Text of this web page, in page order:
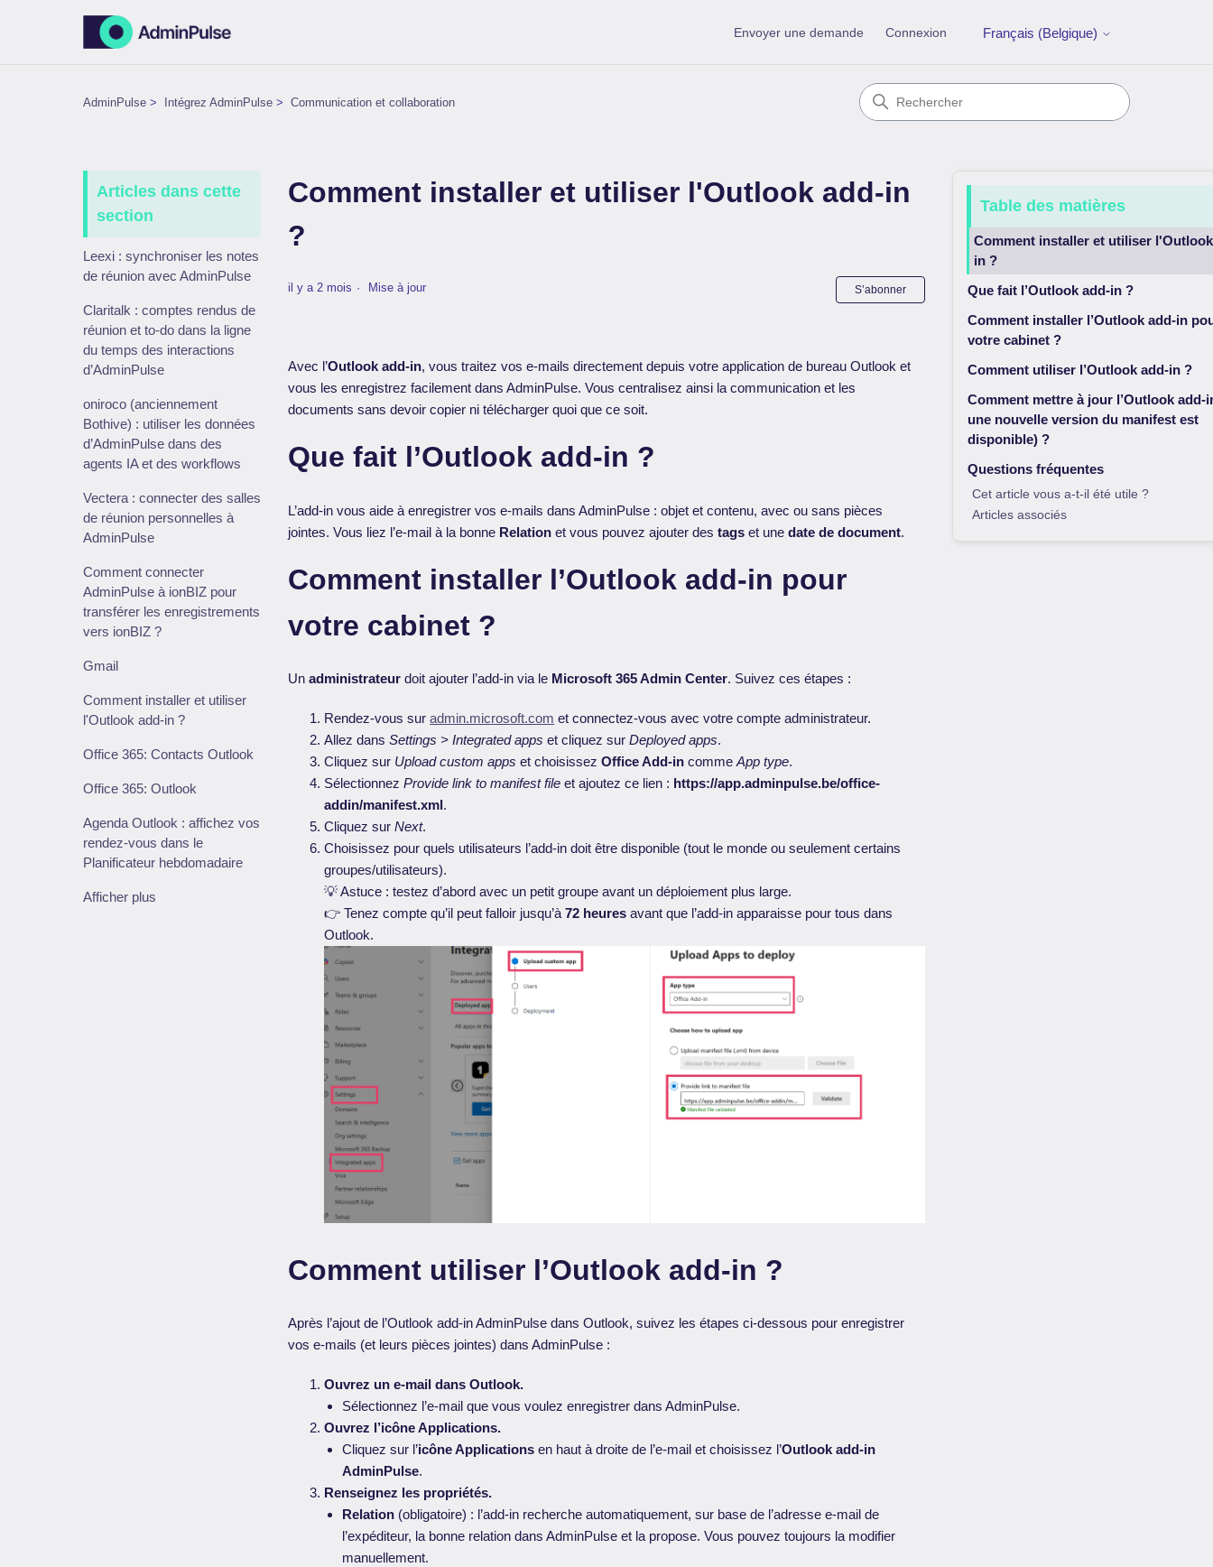
Envoyer une demande Connexion Français (Belgique)
AdminPulse Intégrez AdminPulse Communication et collaboration
Articles dans cette
section
Leexi : synchroniser les notes
de réunion avec AdminPulse
Claritalk : comptes rendus de
réunion et to-do dans la ligne
du temps des interactions
d’AdminPulse
oniroco (anciennement
Bothive) : utiliser les données
d’AdminPulse dans des
agents IA et des workflows
Vectera : connecter des salles
de réunion personnelles à
AdminPulse
Comment connecter
AdminPulse à ionBIZ pour
transférer les enregistrements
vers ionBIZ ?
Gmail
Comment installer et utiliser
l'Outlook add-in ?
Office 365: Contacts Outlook
Office 365: Outlook
Agenda Outlook : affichez vos
rendez-vous dans le
Planificateur hebdomadaire
Afficher plus
Comment installer et utiliser l'Outlook add-in
?
il y a 2 mois Mise à jour S’abonner Pas encore suivi par quelqu'un
Avec l’Outlook add-in, vous traitez vos e-mails directement depuis votre application de bureau Outlook et
vous les enregistrez facilement dans AdminPulse. Vous centralisez ainsi la communication et les
documents sans devoir copier ni télécharger quoi que ce soit.
Que fait l’Outlook add-in ?
L’add-in vous aide à enregistrer vos e-mails dans AdminPulse : objet et contenu, avec ou sans pièces
jointes. Vous liez l’e-mail à la bonne Relation et vous pouvez ajouter destags et unedate de document.
Comment installer l’Outlook add-in pour
votre cabinet ?
Unadministrateur doit ajouter l’add-in via le Microsoft 365 Admin Center. Suivez ces étapes :
Rendez-vous suradmin.microsoft.com et connectez-vous avec votre compte administrateur.
Allez dansSettings > Integrated apps et cliquez surDeployed apps.
Cliquez sur Upload custom apps et choisissezOffice Add-in commeApp type.
SélectionnezProvide link to manifest file et ajoutez ce lien : https://app.adminpulse.be/office-
addin/manifest.xml.
Cliquez surNext.
Choisissez pour quels utilisateurs l’add-in doit être disponible (tout le monde ou seulement certains
groupes/utilisateurs).
💡 Astuce : testez d’abord avec un petit groupe avant un déploiement plus large.
👉 Tenez compte qu’il peut falloir jusqu’à72 heures avant que l’add-in apparaisse pour tous dans
Outlook.
Comment utiliser l’Outlook add-in ?
Après l’ajout de l’Outlook add-in AdminPulse dans Outlook, suivez les étapes ci-dessous pour enregistrer
vos e-mails (et leurs pièces jointes) dans AdminPulse :
Ouvrez un e-mail dans Outlook.
Sélectionnez l’e-mail que vous voulez enregistrer dans AdminPulse.
Ouvrez l’icône Applications.
Cliquez sur l’icône Applications en haut à droite de l’e-mail et choisissez l’Outlook add-in
AdminPulse.
Renseignez les propriétés.
Relation (obligatoire) : l’add-in recherche automatiquement, sur base de l’adresse e-mail de
l’expéditeur, la bonne relation dans AdminPulse et la propose. Vous pouvez toujours la modifier
manuellement.
Table des matières
Comment installer et utiliser
in ?
Que fait l’Outlook add-in ?
Comment installer l’Outlook add-in
votre cabinet ?
Comment utiliser l’Outlook add-in ?
Comment mettre à jour l’Outlook add-
une nouvelle version du manifest est
disponible) ?
Questions fréquentes
Cet article vous a-t-il été utile ?
Articles associés